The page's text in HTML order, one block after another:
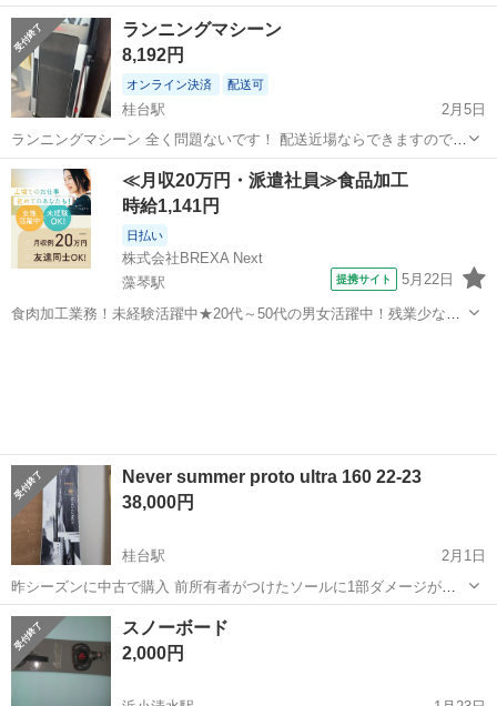
式 耐荷重300kg 角度調整機能 フラットベンチ インクラインベンチ デ
クラインベンチ LE-B80 2024年9月購入 引越しするため出品します。
...
北海道 網走市
ベンチ
ランニングマシーン
8,192円
オンライン決済 配送可
桂台駅
2月5日
ランニングマシーン 全く問題ないです！ 配送近場ならできますので相
談してください！
北海道 網走市 桂台駅 フィットネス、トレーニング
ランニングマシーン
≪月収20万円・派遣社員≫食品加工
時給1,141円
日払い
株式会社BREXA Next
藻琴駅
提携サイト 5月22日
食肉加工業務！未経験活躍中★20代～50代の男女活躍中！残業少なめ
Never summer proto ultra 160 22-23
38,000円
桂台駅
2月1日
昨シーズンに中古で購入 前所有者がつけたソールに1部ダメージがあ
り、毎回waxで埋まってますが自分は気にならなかったです エッジも
少し使ってからチューンした方がいいかと思います(接雪点が減りぎみ)
あとは反射させるとバイン跡...
北海道 網走市 桂台駅 スノーボード
スノーボード
2,000円